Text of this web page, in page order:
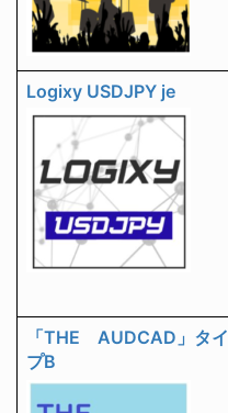
Logixy USDJPY je
「THE AUDCAD」タイ
プB